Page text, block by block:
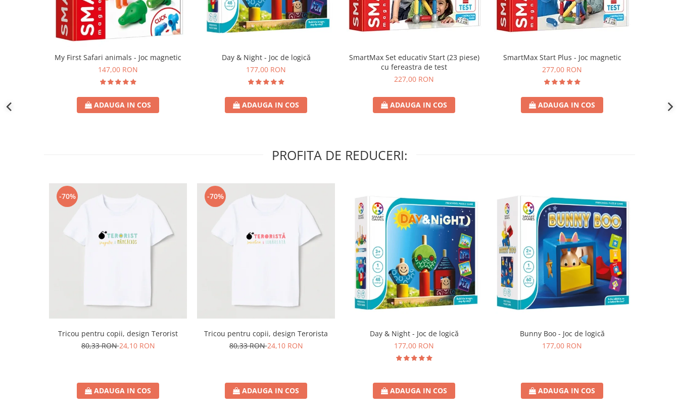
My First Safari animals - Joc magnetic
147,00 RON
ADAUGA IN COS
Day & Night - Joc de logică
177,00 RON
ADAUGA IN COS
SmartMax Set educativ Start (23 piese)
cu fereastra de test
227,00 RON
ADAUGA IN COS
SmartMax Start Plus - Joc magnetic
277,00 RON
ADAUGA IN COS
PROFITA DE REDUCERI:
-70%
Tricou pentru copii, design Terorist
80,33 RON24,10 RON
ADAUGA IN COS
-70%
Tricou pentru copii, design Terorista
80,33 RON24,10 RON
ADAUGA IN COS
Day & Night - Joc de logică
177,00 RON
ADAUGA IN COS
Bunny Boo - Joc de logică
177,00 RON
ADAUGA IN COS